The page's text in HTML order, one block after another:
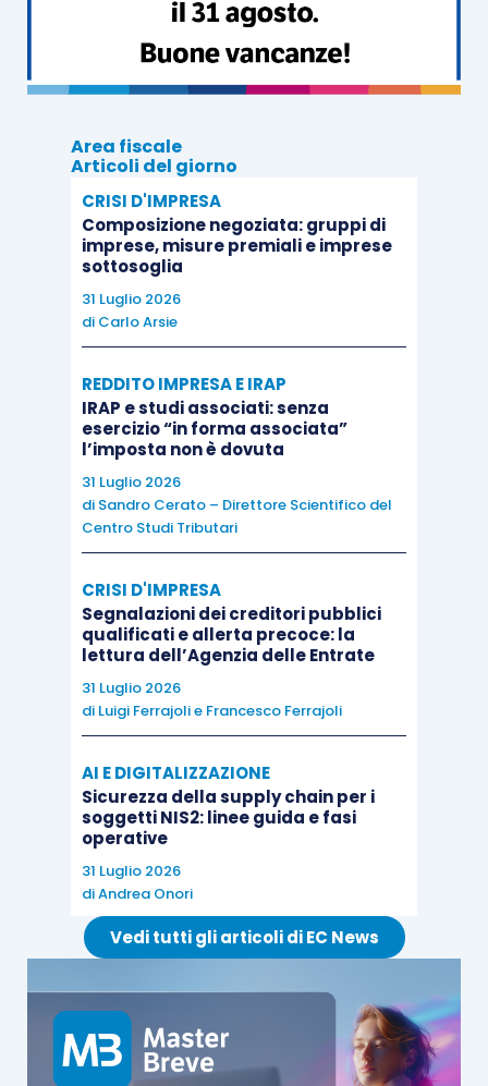
Area fiscale
Articoli del giorno
CRISI D'IMPRESA
Composizione negoziata: gruppi di
imprese, misure premiali e imprese
sottosoglia
31 Luglio 2026
di Carlo Arsie
REDDITO IMPRESA E IRAP
IRAP e studi associati: senza
esercizio “in forma associata”
l’imposta non è dovuta
31 Luglio 2026
di Sandro Cerato – Direttore Scientifico del
Centro Studi Tributari
CRISI D'IMPRESA
Segnalazioni dei creditori pubblici
qualificati e allerta precoce: la
lettura dell’Agenzia delle Entrate
31 Luglio 2026
di Luigi Ferrajolie Francesco Ferrajoli
AI E DIGITALIZZAZIONE
Sicurezza della supply chain per i
soggetti NIS2: linee guida e fasi
operative
31 Luglio 2026
diAndrea Onori
Vedi tutti gli articoli di EC News